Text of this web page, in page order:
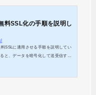
料SSL化の手順を説明し
SSLに適用させる手順を説明してい
と、データを暗号化して送受信する